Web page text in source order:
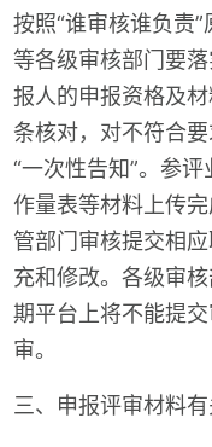
按照“谁审核谁负责
等各级审核部门要
报人的申报资格及
条核对，对不符合
“一次性告知”。参
作量表等材料上传
管部门审核提交相
充和修改。各级审
期平台上将不能提
审。
三、申报评审材料